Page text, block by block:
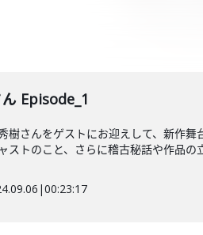
Episode_1
樹さんをゲストにお迎えして、新作
ストのこと、さらに稽古秘話や作品の
|00:23:17